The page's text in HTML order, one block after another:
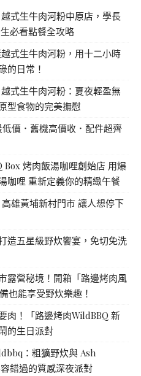
式生牛肉河粉中原店，學長
必看點餐全攻略
式生牛肉河粉，用十二小時
的日常！
式生牛肉河粉：夏夜輕盈無
型食物的完美撫慰
價．舊機高價收．配件超齊
Box 烤肉飯湯咖哩創始店 用爆
咖哩 重新定義你的精緻午餐
雄黃埔新村門市 讓人想停下
造五星級野炊饗宴，免切免洗
露營秘境！開箱「路邊烤肉風
也能享受野炊樂趣！
肉！「路邊烤肉WildBBQ 新
的生日派對
：粗獷野炊與 Ash
錯過的質感深夜派對